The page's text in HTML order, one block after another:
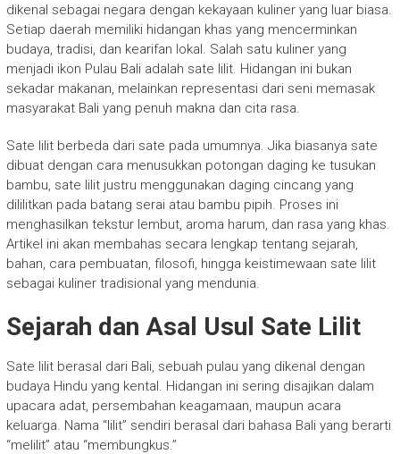
dikenal sebagai negara dengan kekayaan kuliner yang luar biasa.
Setiap daerah memiliki hidangan khas yang mencerminkan
budaya, tradisi, dan kearifan lokal. Salah satu kuliner yang
menjadi ikon Pulau Bali adalah sate lilit. Hidangan ini bukan
sekadar makanan, melainkan representasi dari seni memasak
masyarakat Bali yang penuh makna dan cita rasa.
Sate lilit berbeda dari sate pada umumnya. Jika biasanya sate
dibuat dengan cara menusukkan potongan daging ke tusukan
bambu, sate lilit justru menggunakan daging cincang yang
dililitkan pada batang serai atau bambu pipih. Proses ini
menghasilkan tekstur lembut, aroma harum, dan rasa yang khas.
Artikel ini akan membahas secara lengkap tentang sejarah,
bahan, cara pembuatan, filosofi, hingga keistimewaan sate lilit
sebagai kuliner tradisional yang mendunia.
Sejarah dan Asal Usul Sate Lilit
Sate lilit berasal dari Bali, sebuah pulau yang dikenal dengan
budaya Hindu yang kental. Hidangan ini sering disajikan dalam
upacara adat, persembahan keagamaan, maupun acara
keluarga. Nama “lilit” sendiri berasal dari bahasa Bali yang berarti
“melilit” atau “membungkus.”